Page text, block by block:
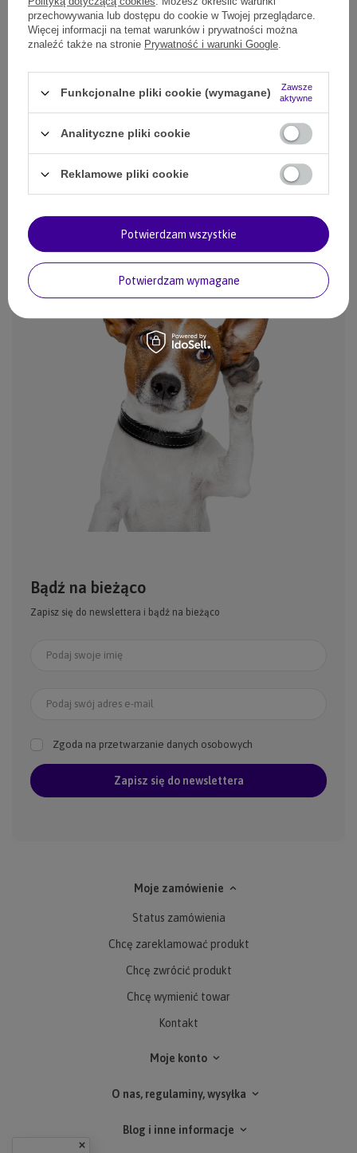
Bądź na bieżąco
Zapisz się do newslettera i bądź na bieżąco
Podaj swoje imię
Podaj swój adres e-mail
Zgoda na przetwarzanie danych osobowych
Zapisz się do newslettera
Moje zamówienie
Status zamówienia
Chcę zareklamować produkt
Chcę zwrócić produkt
Chcę wymienić towar
Kontakt
Moje konto
O nas, regulaminy, wysyłka
Blog i inne informacje
przechowywania lub dostępu do cookie w Twojej przeglądarce.
Więcej informacji na temat warunków i prywatności można
znaleźć także na stronie Prywatność i warunki Google.
Funkcjonalne pliki cookie (wymagane)
Zawsze
aktywne
Analityczne pliki cookie
Reklamowe pliki cookie
Potwierdzam wymagane
Potwierdzam wszystkie